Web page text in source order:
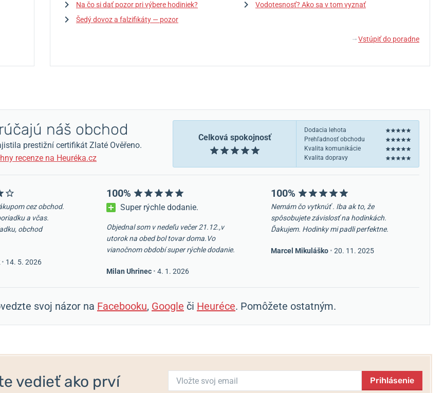
Na čo si dať pozor pri výbere hodiniek?
Vodotesnosť? Ako sa v tom vyznať
Šedý dovoz a falzifikáty — pozor
↓ Vstúpiť do poradne
Celková spokojnosť
Dodacia lehota
Prehľadnosť obchodu
Kvalita komunikácie
Kvalita dopravy
náš obchod
prestižní certifikát Zlaté Ověřeno.
recenze na Heuréka.cz
cez obchod.
a včas.
obchod
• 14. 5. 2026
100%
Super rýchle dodanie.
Objednal som v nedeľu večer 21.12.,v
utorok na obed bol tovar doma.Vo
vianočnom období super rýchle dodanie.
Milan Uhrinec • 4. 1. 2026
100%
Nemám čo vytknúť . Iba ak to, že
spôsobujete závislosť na hodinkách.
Ďakujem. Hodinky mi padli perfektne.
Marcel Mikuláško • 20. 11. 2025
svoj názor na Facebooku, Google či Heuréce. Pomôžete ostatným.
vedieť ako prví Prihlásenie